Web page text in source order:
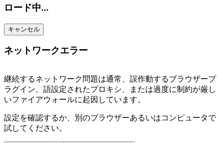
ロード中...
キャンセル
ネットワークエラー
継続するネットワーク問題は通常、誤作動するブラウザープ
ラグイン、語設定されたプロキシ、または過度に制約が厳し
いファイアウォールに起因しています。
設定を確認するか、別のブラウザーあるいはコンピュータで
試してください。